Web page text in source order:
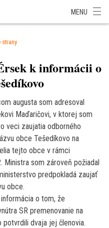
MENU
strany
k informácii o
augusta som adresoval
Maďaričovi, v ktorej som
veci zaujatia odborného
obce Tešedíkovo na
tejto obce v rámci
Ministra som zároveň požiadal
predpokladá zaujať
obce.
o tom, že
SR premenovanie na
potvrdili dvaja jej členovia.